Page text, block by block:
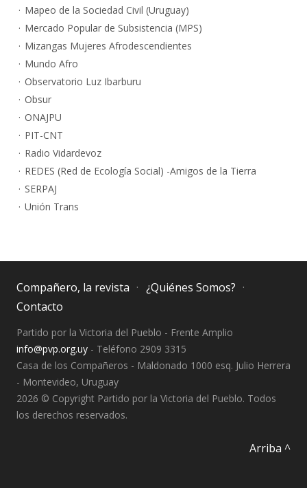
Mapeo de la Sociedad Civil (Uruguay)
Mercado Popular de Subsistencia (MPS)
Mizangas Mujeres Afrodescendientes
Mundo Afro
Observatorio Luz Ibarburu
Obsur
ONAJPU
PIT-CNT
Radio Vidardevoz
REDES (Red de Ecología Social) -Amigos de la Tierra
SERPAJ
Unión Trans
Compañero, la revista
¿Quiénes Somos?
Contacto
Partido por la Victoria del Pueblo - Frente Amplio
info@pvp.org.uy - Teléfono 2909 3315
Casa de los Compañeros - Maldonado 1000 esq. Julio Herrera
- Montevideo, Uruguay
2026 © Copyright Partido por la Victoria del Pueblo. Todos
los derechos reservados.
Arriba ^